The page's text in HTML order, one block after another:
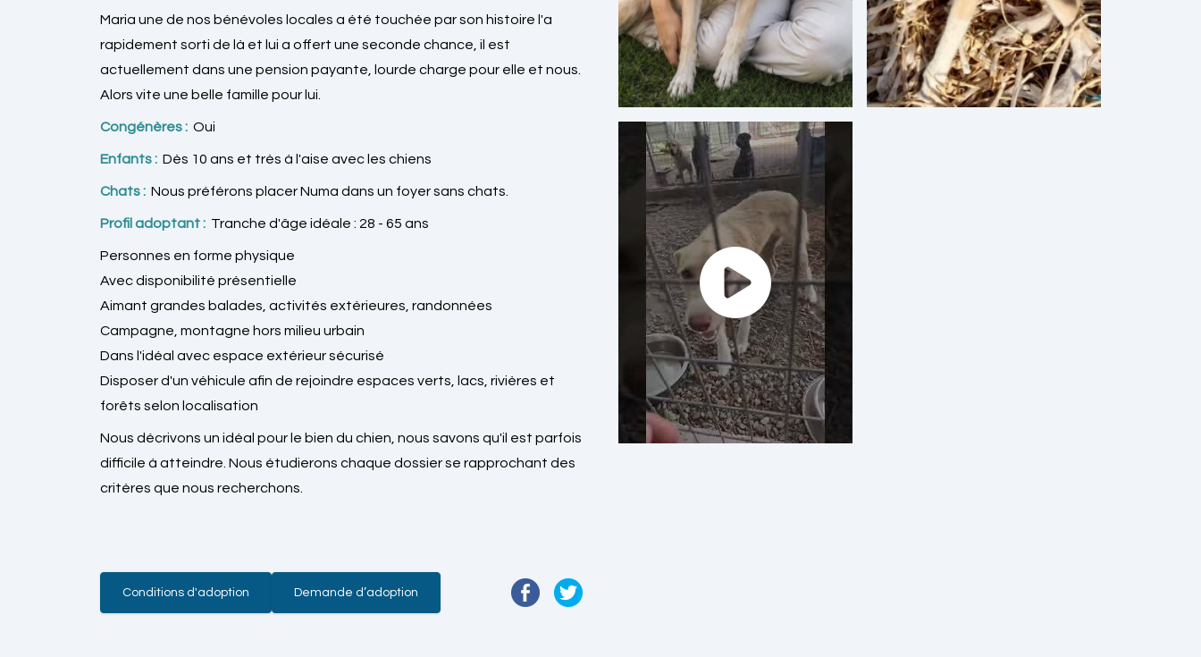
Maria une de nos bénévoles locales a été touchée par son histoire l'a
rapidement sorti de là et lui a offert une seconde chance, il est
actuellement dans une pension payante, lourde charge pour elle et nous.
Alors vite une belle famille pour lui.
Congénères : Oui
Enfants : Dès 10 ans et très à l'aise avec les chiens
Chats : Nous préférons placer Numa dans un foyer sans chats.
Profil adoptant : Tranche d'âge idéale : 28 - 65 ans
Personnes en forme physique
Avec disponibilité présentielle
Aimant grandes balades, activités extérieures, randonnées
Campagne, montagne hors milieu urbain
Dans l'idéal avec espace extérieur sécurisé
Disposer d'un véhicule afin de rejoindre espaces verts, lacs, rivières et
forêts selon localisation
Nous décrivons un idéal pour le bien du chien, nous savons qu'il est parfois
difficile à atteindre. Nous étudierons chaque dossier se rapprochant des
critères que nous recherchons.
Conditions d'adoption Demande d’adoption